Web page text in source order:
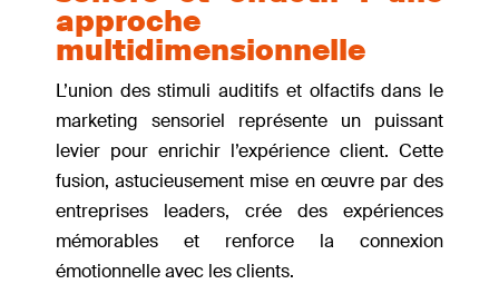
approche
multidimensionnelle
L’union des stimuli auditifs et olfactifs dans le
marketing sensoriel représente un puissant
levier pour enrichir l’expérience client. Cette
fusion, astucieusement mise en œuvre par des
entreprises leaders, crée des expériences
mémorables et renforce la connexion
émotionnelle avec les clients.